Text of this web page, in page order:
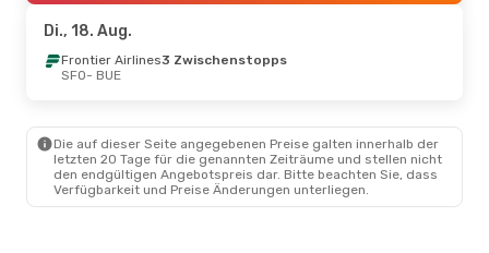
Copa Airlines1 Zwischenstopp
BUE- SFO
Do., 20. Aug.
SFO
- BUE
Sky Airline3 Zwischenstopps
BUE- SFO
Di., 18. Aug.
Frontier Airlines3 Zwischenstopps
SFO- BUE
Die auf dieser Seite angegebenen Preise galten innerhalb der
letzten 20 Tage für die genannten Zeiträume und stellen nicht
den endgültigen Angebotspreis dar. Bitte beachten Sie, dass
Verfügbarkeit und Preise Änderungen unterliegen.